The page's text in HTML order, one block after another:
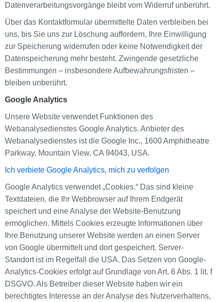
Datenverarbeitungsvorgänge bleibt vom Widerruf unberührt.
Über das Kontaktformular übermittelte Daten verbleiben bei
uns, bis Sie uns zur Löschung auffordern, Ihre Einwilligung
zur Speicherung widerrufen oder keine Notwendigkeit der
Datenspeicherung mehr besteht. Zwingende gesetzliche
Bestimmungen – insbesondere Aufbewahrungsfristen –
bleiben unberührt.
Google Analytics
Unsere Website verwendet Funktionen des
Webanalysedienstes Google Analytics. Anbieter des
Webanalysedienstes ist die Google Inc., 1600 Amphitheatre
Parkway, Mountain View, CA 94043, USA.
Ich verbiete Google Analytics, mich zu verfolgen
Google Analytics verwendet „Cookies.“ Das sind kleine
Textdateien, die Ihr Webbrowser auf Ihrem Endgerät
speichert und eine Analyse der Website-Benutzung
ermöglichen. Mittels Cookies erzeugte Informationen über
Ihre Benutzung unserer Website werden an einen Server
von Google übermittelt und dort gespeichert. Server-
Standort ist im Regelfall die USA. Das Setzen von Google-
Analytics-Cookies erfolgt auf Grundlage von Art. 6 Abs. 1 lit. f
DSGVO. Als Betreiber dieser Website haben wir ein
berechtigtes Interesse an der Analyse des Nutzerverhaltens,